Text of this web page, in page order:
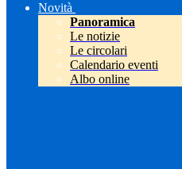
Novità
Panoramica
Le notizie
Le circolari
Calendario eventi
Albo online